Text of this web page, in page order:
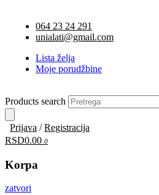
064 23 24 291
unialati@gmail.com
Lista želja
Moje porudžbine
Products search
Prijava / Registracija
RSD0.00 0
Korpa
zatvori